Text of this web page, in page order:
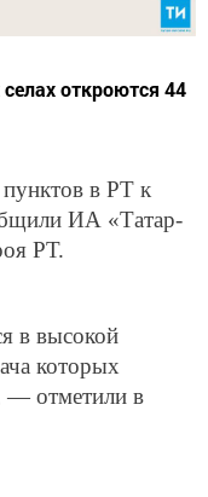
откроются 44
в РТ к
ИА «Татар-
РТ.
в высокой
которых
— отметили в